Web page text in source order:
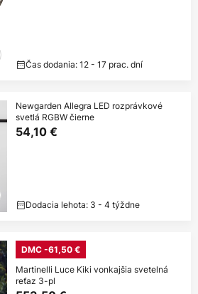
Čas dodania: 12 - 17 prac. dní
Newgarden Allegra LED rozprávkové
svetlá RGBW čierne
54,10 €
Dodacia lehota: 3 - 4 týždne
DMC -61,50 €
Martinelli Luce Kiki vonkajšia svetelná
reťaz 3-pl